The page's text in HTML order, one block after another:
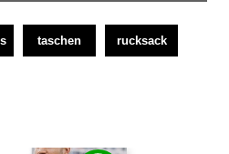
taschen rucksack